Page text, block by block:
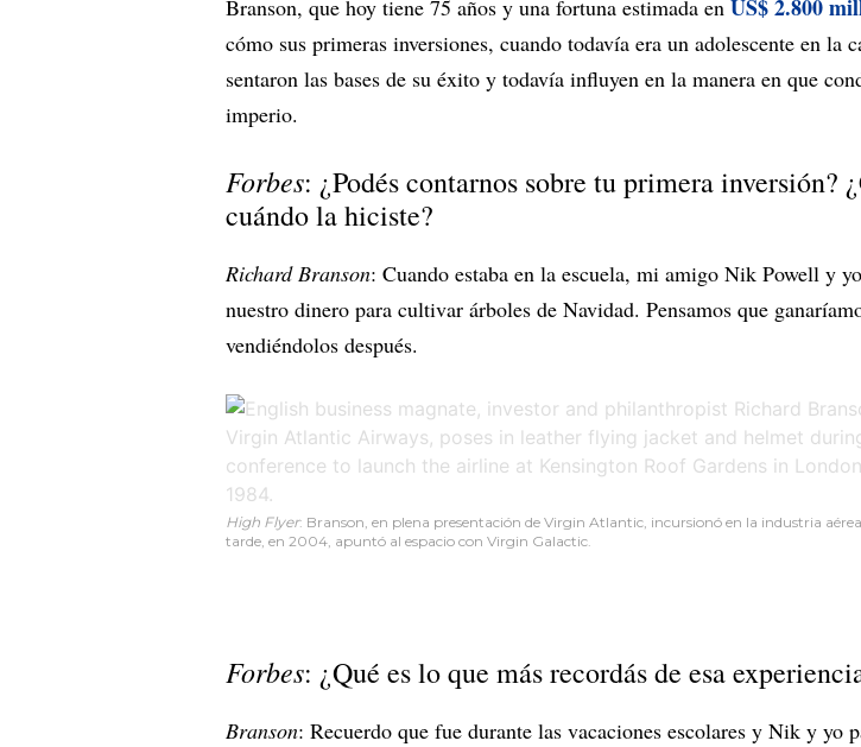
Branson, que hoy tiene 75 años y una fortuna estimada en US$ 2.800
cómo sus primeras inversiones, cuando todavía era un adolescente en la
sentaron las bases de su éxito y todavía influyen en la manera en que
imperio.
Forbes: ¿Podés contarnos sobre tu primera inversión?
cuándo la hiciste?
Richard Branson: Cuando estaba en la escuela, mi amigo Nik Powell y
nuestro dinero para cultivar árboles de Navidad. Pensamos que
vendiéndolos después.
High Flyer: Branson, en plena presentación de Virgin Atlantic, incursionó en la industria
tarde, en 2004, apuntó al espacio con Virgin Galactic.
Forbes: ¿Qué es lo que más recordás de esa
Branson: Recuerdo que fue durante las vacaciones escolares y Nik y yo